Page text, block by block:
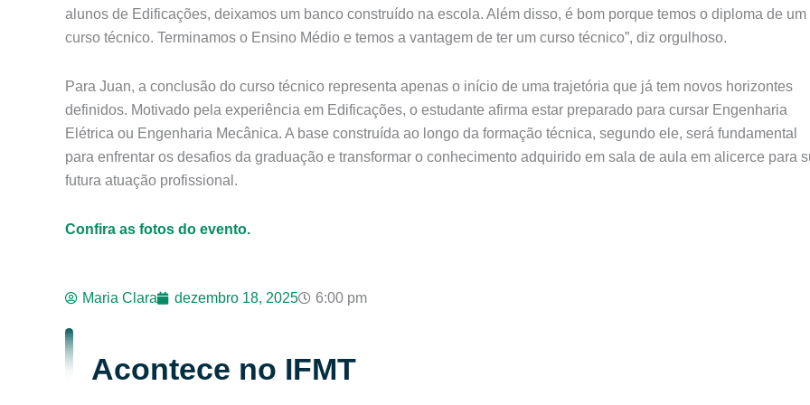
alunos de Edificações, deixamos um banco construído na escola. Além disso, é bom porque temos o diploma de um
curso técnico. Terminamos o Ensino Médio e temos a vantagem de ter um curso técnico”, diz orgulhoso.
Para Juan, a conclusão do curso técnico representa apenas o início de uma trajetória que já tem novos horizontes
definidos. Motivado pela experiência em Edificações, o estudante afirma estar preparado para cursar Engenharia
Elétrica ou Engenharia Mecânica. A base construída ao longo da formação técnica, segundo ele, será fundamental
para enfrentar os desafios da graduação e transformar o conhecimento adquirido em sala de aula em alicerce para
futura atuação profissional.
Confira as fotos do evento.
Maria Clara dezembro 18, 2025 6:00 pm
Acontece no IFMT